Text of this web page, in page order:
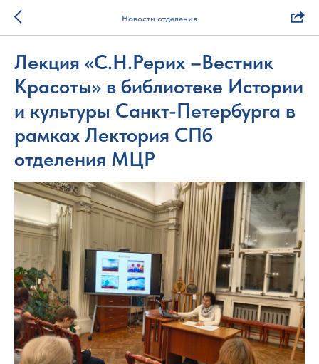
Новости отделения
Лекция «С.Н.Рерих –Вестник
Красоты» в библиотеке Истории
и культуры Санкт-Петербурга в
рамках Лектория СПб
отделения МЦР